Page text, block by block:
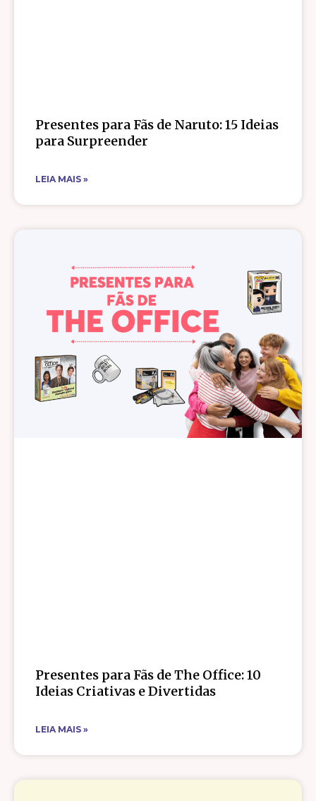
Presentes para Fãs de Naruto: 15 Ideias
para Surpreender
LEIA MAIS »
Presentes para Fãs de The Office: 10
Ideias Criativas e Divertidas
LEIA MAIS »